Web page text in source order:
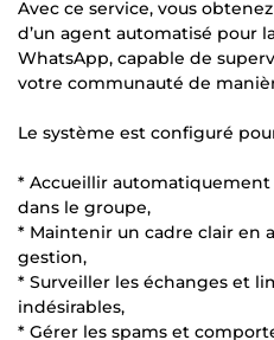
Avec ce service, vous
d’un agent automatisé pour
WhatsApp, capable de
votre communauté de
Le système est configuré
* Accueillir
dans le groupe,
* Maintenir un cadre clair en
gestion,
* Surveiller les échanges et
indésirables,
* Gérer les spams et